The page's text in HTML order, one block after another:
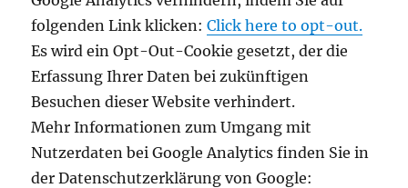
folgenden Link klicken:Click here to opt-out.
Es wird ein Opt-Out-Cookie gesetzt, der die
Erfassung Ihrer Daten bei zukünftigen
Besuchen dieser Website verhindert.
Mehr Informationen zum Umgang mit
Nutzerdaten bei Google Analytics finden Sie in
der Datenschutzerklärung von Google: